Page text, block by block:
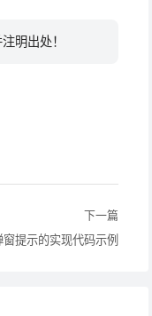
明出处！
下一篇
提示的实现代码示例